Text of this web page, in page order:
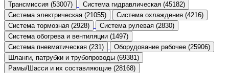
Трансмиссия (53007)
Система гидравлическая (45182)
Система электрическая (21055)
Система охлаждения (4216)
Система тормозная (2928)
Система рулевая (2830)
Система обогрева и вентиляции (1497)
Система пневматическая (231)
Оборудование рабочее (25906)
Шланги, патрубки и трубопроводы (69381)
Рамы/Шасси и их составляющие (28168)